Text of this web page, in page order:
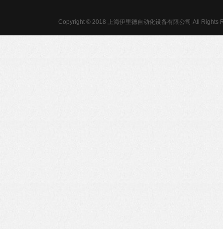
Copyright © 2018 上海伊里德自动化设备有限公司 All Rights